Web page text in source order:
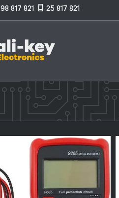
98 817 821 25 817 821